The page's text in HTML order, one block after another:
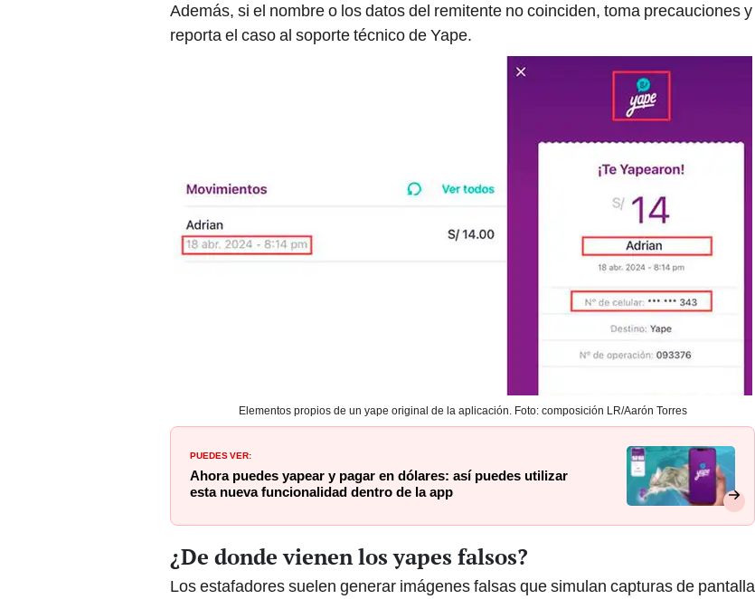
Además, si el nombre o los datos del remitente no coinciden, toma precauciones y
reporta el caso al soporte técnico de Yape.
Elementos propios de un yape original de la aplicación. Foto: composición LR/Aarón Torres
PUEDES VER:
Ahora puedes yapear y pagar en dólares: así puedes utilizar
esta nueva funcionalidad dentro de la app
¿De donde vienen los yapes falsos?
Los estafadores suelen generar imágenes falsas que simulan capturas de pantalla